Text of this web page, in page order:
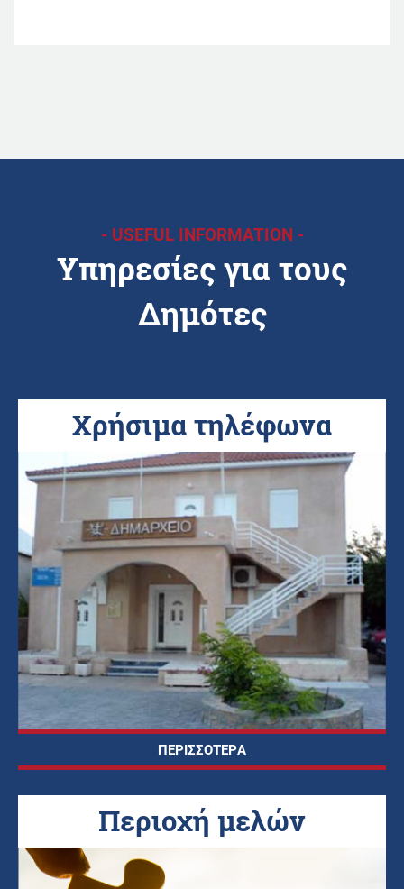
- USEFUL INFORMATION -
Υπηρεσίες για τους
Δημότες
Χρήσιμα τηλέφωνα
ΠΕΡΙΣΣΟΤΕΡΑ
Περιοχή μελών